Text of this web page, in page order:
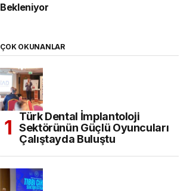
Bekleniyor
ÇOK OKUNANLAR
Türk Dental İmplantoloji
Sektörünün Güçlü Oyuncuları
Çalıştayda Buluştu